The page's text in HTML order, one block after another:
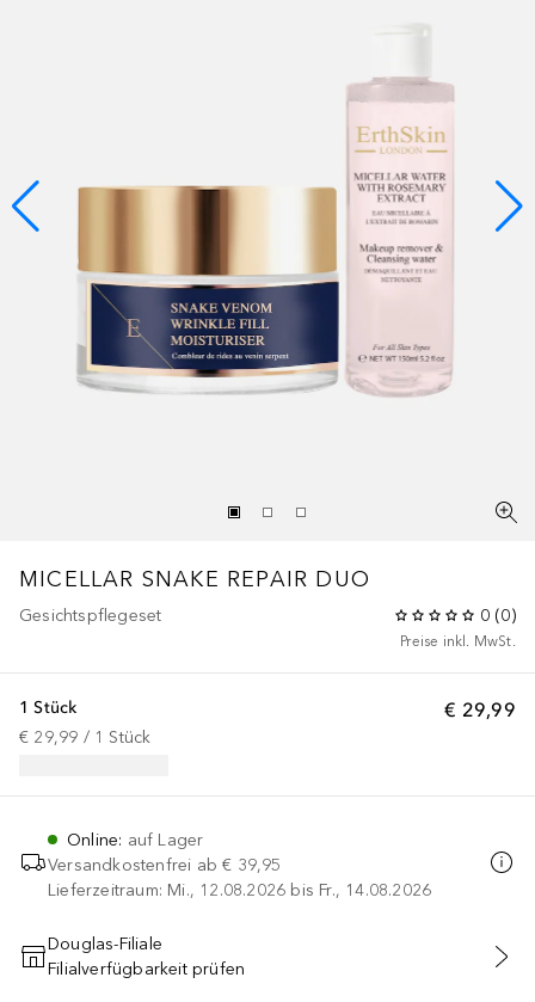
MICELLAR SNAKE REPAIR DUO
Gesichtspflegeset 0 (0)
Preise inkl. MwSt.
€ 29,99
1 Stück
€ 29,99 / 1 Stück
Online: auf Lager
Versandkostenfrei ab € 39,95
Lieferzeitraum: Mi., 12.08.2026 bis Fr., 14.08.2026
IN DEN WARENKORB
Douglas-Filiale
Filialverfügbarkeit prüfen